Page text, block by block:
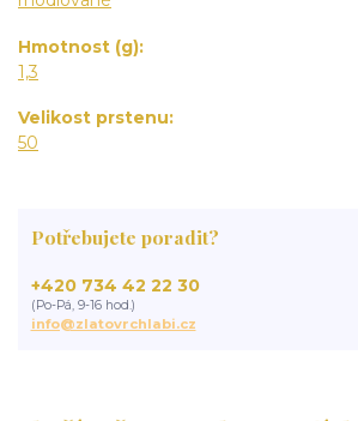
Hmotnost (g)
1,3
Velikost prstenu
50
Potřebujete poradit?
+420 734 42 22 30
(Po-Pá, 9-16 hod.)
info@zlatovrchlabi.cz